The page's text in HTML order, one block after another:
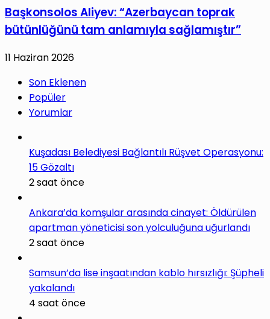
Başkonsolos Aliyev: “Azerbaycan toprak
bütünlüğünü tam anlamıyla sağlamıştır”
11 Haziran 2026
Son Eklenen
Popüler
Yorumlar
Kuşadası Belediyesi Bağlantılı Rüşvet Operasyonu:
15 Gözaltı
2 saat önce
Ankara’da komşular arasında cinayet: Öldürülen
apartman yöneticisi son yolculuğuna uğurlandı
2 saat önce
Samsun’da lise inşaatından kablo hırsızlığı: Şüpheli
yakalandı
4 saat önce